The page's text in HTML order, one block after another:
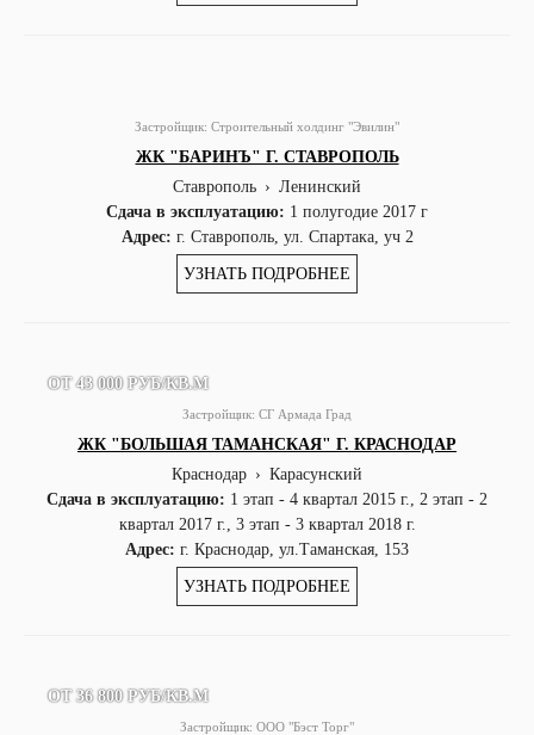
Застройщик: Строительный холдинг "Эвилин"
ЖК "БАРИНЪ" Г. СТАВРОПОЛЬ
Ставрополь › Ленинский
Сдача в эксплуатацию: 1 полугодие 2017 г
Адрес: г. Ставрополь, ул. Спартака, уч 2
УЗНАТЬ ПОДРОБНЕЕ
ОТ 43 000 РУБ/КВ.М
Застройщик: СГ Армада Град
ЖК "БОЛЬШАЯ ТАМАНСКАЯ" Г. КРАСНОДАР
Краснодар › Карасунский
Сдача в эксплуатацию: 1 этап - 4 квартал 2015 г., 2 этап - 2
квартал 2017 г., 3 этап - 3 квартал 2018 г.
Адрес: г. Краснодар, ул.Таманская, 153
УЗНАТЬ ПОДРОБНЕЕ
ОТ 36 800 РУБ/КВ.М
Застройщик: ООО "Бэст Торг"